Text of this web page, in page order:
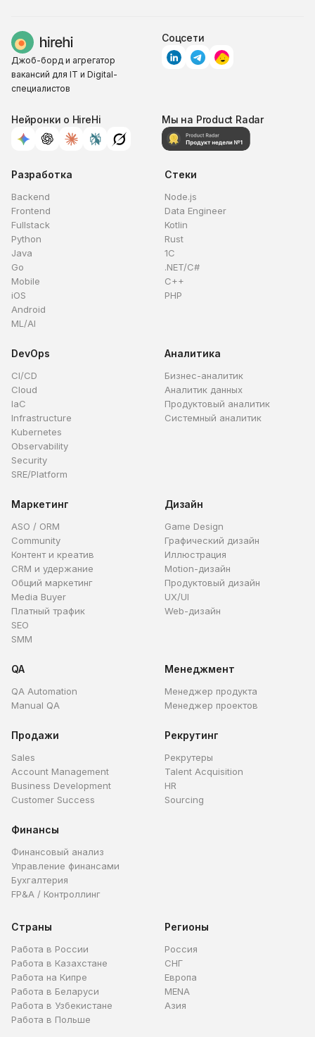
Джоб-борд и агрегатор
вакансий для IT и Digital-
специалистов
Соцсети
Нейронки о HireHi Мы на Product Radar
Разработка
Backend
Frontend
Fullstack
Python
Java
Go
Mobile
iOS
Android
ML/AI
Стеки
Node.js
Data Engineer
Kotlin
Rust
1C
.NET/C#
C++
PHP
DevOps
CI/CD
Cloud
IaC
Infrastructure
Kubernetes
Observability
Security
SRE/Platform
Аналитика
Бизнес-аналитик
Аналитик данных
Продуктовый аналитик
Системный аналитик
Маркетинг
ASO / ORM
Community
Контент и креатив
CRM и удержание
Общий маркетинг
Media Buyer
Платный трафик
SEO
SMM
Дизайн
Game Design
Графический дизайн
Иллюстрация
Motion-дизайн
Продуктовый дизайн
UX/UI
Web-дизайн
QA
QA Automation
Manual QA
Менеджмент
Менеджер продукта
Менеджер проектов
Продажи
Sales
Account Management
Business Development
Customer Success
Рекрутинг
Рекрутеры
Talent Acquisition
HR
Sourcing
Финансы
Финансовый анализ
Управление финансами
Бухгалтерия
FP&A / Контроллинг
Страны
Работа в России
Работа в Казахстане
Работа на Кипре
Работа в Беларуси
Работа в Узбекистане
Работа в Польше
Регионы
Россия
СНГ
Европа
MENA
Азия